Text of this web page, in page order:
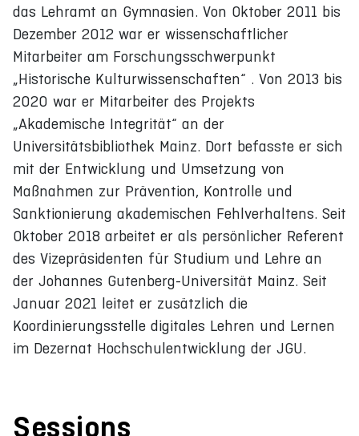
das Lehramt an Gymnasien. Von Oktober 2011 bis
Dezember 2012 war er wissenschaftlicher
Mitarbeiter am Forschungsschwerpunkt
„Historische Kulturwissenschaften“ . Von 2013 bis
2020 war er Mitarbeiter des Projekts
„Akademische Integrität“ an der
Universitätsbibliothek Mainz. Dort befasste er sich
mit der Entwicklung und Umsetzung von
Maßnahmen zur Prävention, Kontrolle und
Sanktionierung akademischen Fehlverhaltens. Seit
Oktober 2018 arbeitet er als persönlicher Referent
des Vizepräsidenten für Studium und Lehre an
der Johannes Gutenberg-Universität Mainz. Seit
Januar 2021 leitet er zusätzlich die
Koordinierungsstelle digitales Lehren und Lernen
im Dezernat Hochschulentwicklung der JGU.
Sessions